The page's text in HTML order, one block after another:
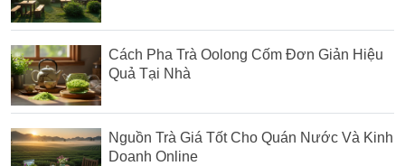
Cách Pha Trà Oolong Cốm Đơn Giản Hiệu
Quả Tại Nhà
Nguồn Trà Giá Tốt Cho Quán Nước Và Kinh
Doanh Online